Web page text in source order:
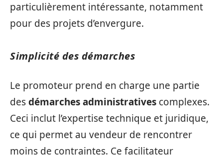
particulièrement intéressante, notamment
pour des projets d’envergure.
Simplicité des démarches
Le promoteur prend en charge une partie
desdémarches administratives complexes.
Ceci inclut l’expertise technique et juridique,
ce qui permet au vendeur de rencontrer
moins de contraintes. Ce facilitateur